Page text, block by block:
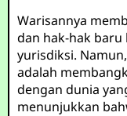
Warisannya
dan hak-hak baru
yurisdiksi.
adalah
dengan dunia
menunjukkan